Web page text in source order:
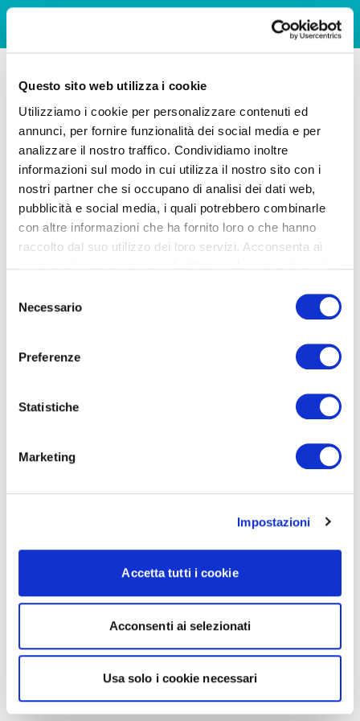
Questo sito web utilizza i cookie
Utilizziamo i cookie per personalizzare contenuti ed
annunci, per fornire funzionalità dei social media e per
analizzare il nostro traffico. Condividiamo inoltre
informazioni sul modo in cui utilizza il nostro sito con i
nostri partner che si occupano di analisi dei dati web,
pubblicità e social media, i quali potrebbero combinarle
con altre informazioni che ha fornito loro o che hanno
raccolto dal suo utilizzo dei loro servizi. Acconsenta ai
delNecessario
Preferenze
Statistiche
Marketing
Impostazioni
Accetta tutti i cookie
Acconsenti ai selezionati
Usa solo i cookie necessari